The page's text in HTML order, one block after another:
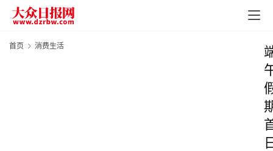
首页 消费生活